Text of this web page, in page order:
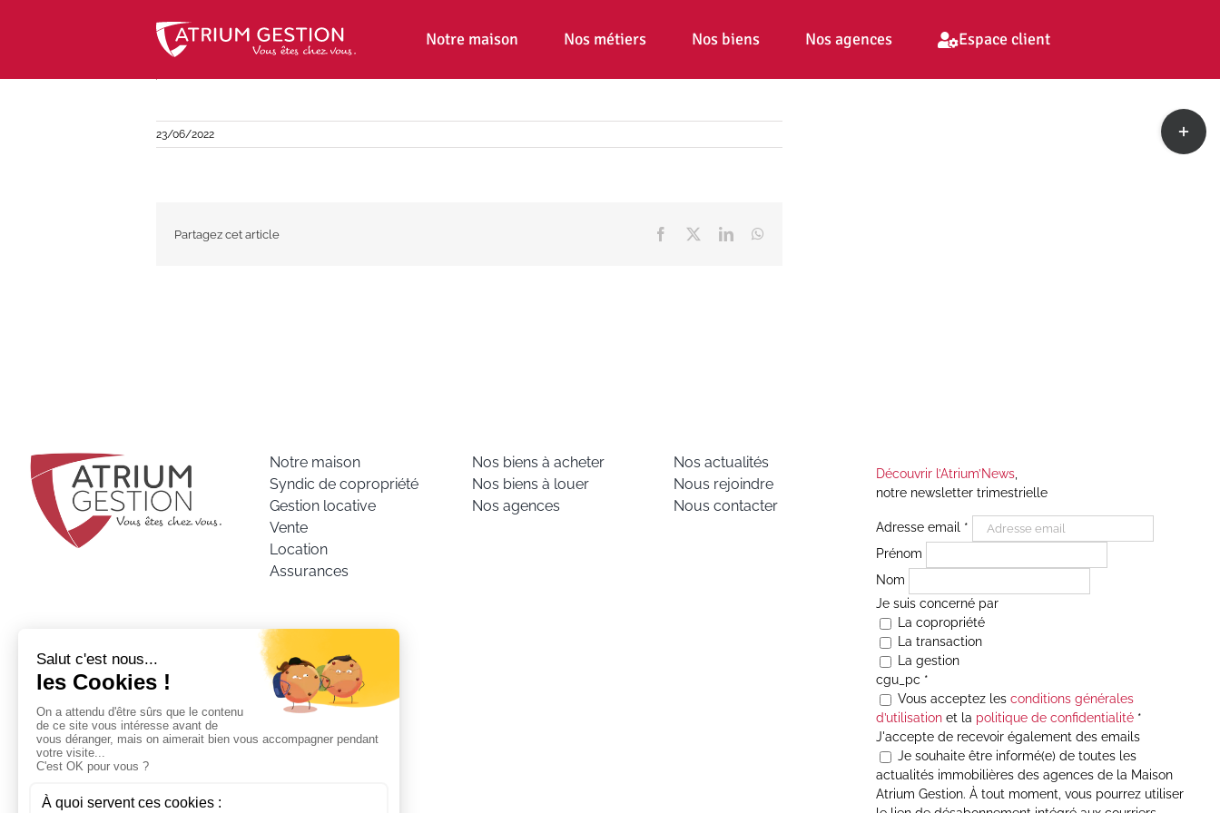
Notre maison Nos métiers Nos biens Nos agences Espace client
23/06/2022
Partagez cet article Facebook LinkedIn
Notre maison
Syndic de copropriété
Gestion locative
Vente
Location
Assurances
Nos biens à acheter
Nos biens à louer
Nos agences
Nos actualités
Nous rejoindre
Nous contacter
Découvrir l’Atrium’News,
notre newsletter trimestrielle
Adresse email *
Prénom
Nom
Je suis concerné par
La copropriété
La transaction
La gestion
cgu_pc *
Vous acceptez les conditions générales
d’utilisationet la politique de confidentialité*
J'accepte de recevoir également des emails
Je souhaite être informé(e) de toutes les
actualités immobilières des agences de la Maison
Atrium Gestion. À tout moment, vous pourrez utiliser
Toggle
Sliding
Bar